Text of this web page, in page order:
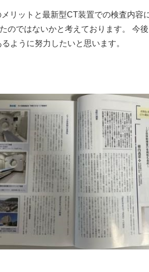
リットと最新型CT装置での検査内容
のではないかと考えております。 今
ように努力したいと思います。